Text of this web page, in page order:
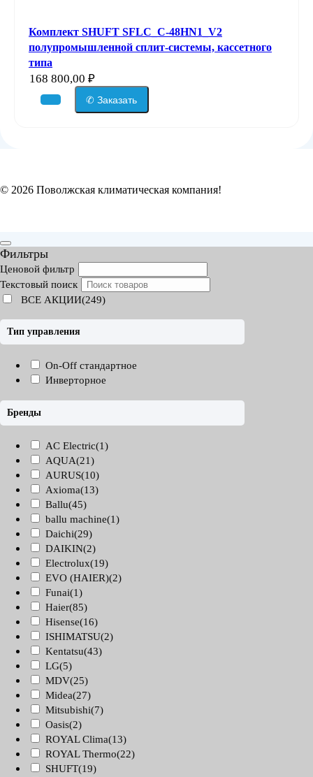
Комплект SHUFT SFLC_C-48HN1_V2
полупромышленной сплит-системы, кассетного
типа
168 800,00 ₽
✆ Заказать
© 2026 Поволжская климатическая компания!
Фильтры
Ценовой фильтр
Текстовый поиск
ВСЕ АКЦИИ(249)
Тип управления
On-Off стандартное
Инверторное
Бренды
AC Electric(1)
AQUA(21)
AURUS(10)
Axioma(13)
Ballu(45)
ballu machine(1)
Daichi(29)
DAIKIN(2)
Electrolux(19)
EVO (HAIER)(2)
Funai(1)
Haier(85)
Hisense(16)
ISHIMATSU(2)
Kentatsu(43)
LG(5)
MDV(25)
Midea(27)
Mitsubishi(7)
Oasis(2)
ROYAL Clima(13)
ROYAL Thermo(22)
SHUFT(19)